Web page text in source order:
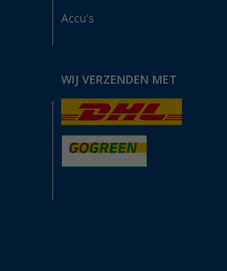
Accu's
WIJ VERZENDEN MET